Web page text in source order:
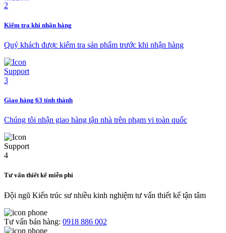
Kiểm tra khi nhận hàng
Quý khách được kiểm tra sản phẩm trước khi nhận hàng
Giao hàng 63 tỉnh thành
Chúng tôi nhận giao hàng tận nhà trên phạm vi toàn quốc
Tư vấn thiết kế miễn phí
Đội ngũ Kiến trúc sư nhiều kinh nghiệm tư vấn thiết kế tận tâm
Tư vấn bán hàng: 0918 886 002